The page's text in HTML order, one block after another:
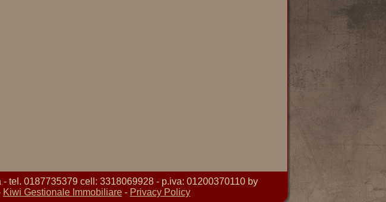
tel. 0187735379 cell: 3318069928 - p.iva: 01200370110 by
Kiwi Gestionale Immobiliare - Privacy Policy